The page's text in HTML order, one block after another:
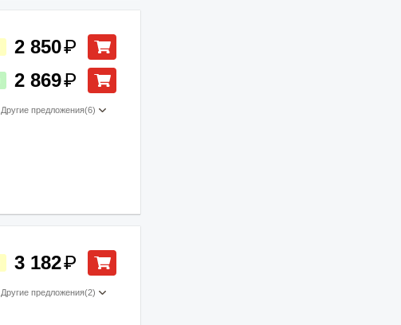
2 850₽
2 869₽
Другие предложения(6)
3 182₽
Другие предложения(2)